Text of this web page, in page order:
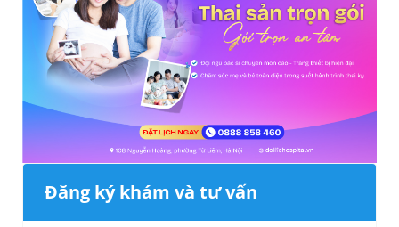
Đăng ký khám và tư vấn